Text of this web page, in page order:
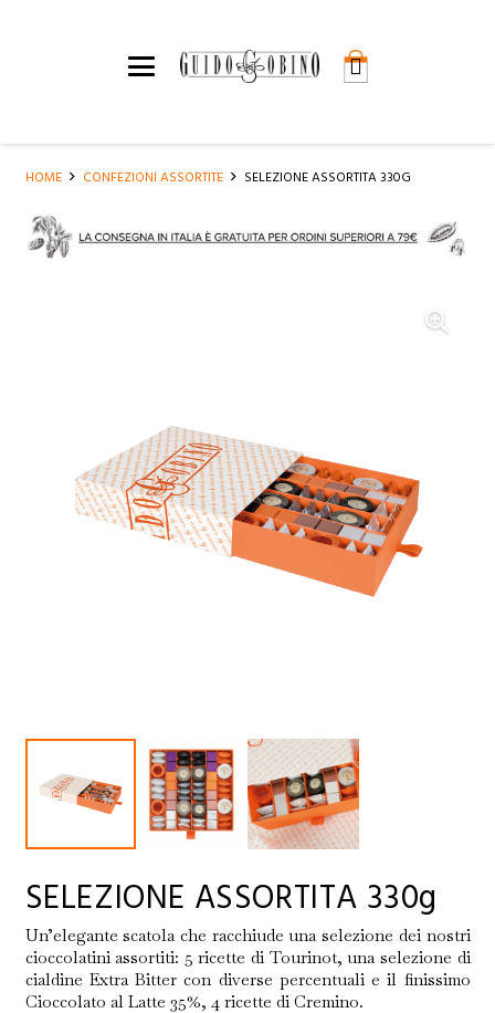
HOME CONFEZIONI ASSORTITE SELEZIONE ASSORTITA 330G
SELEZIONE ASSORTITA 330g
Un’elegante scatola che racchiude una selezione dei nostri
cioccolatini assortiti: 5 ricette di Tourinot, una selezione di
cialdine Extra Bitter con diverse percentuali e il finissimo
Cioccolato al Latte 35%, 4 ricette di Cremino.